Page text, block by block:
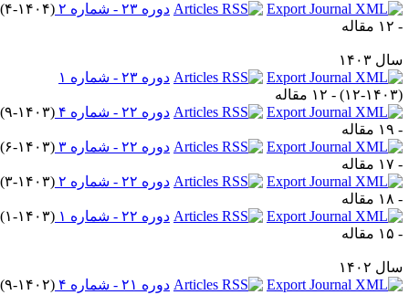
دوره ۲۳ - شماره ۲
(۴-۱۴۰۴)
۱۴۰۳
دوره ۲۳ - شماره ۱
۱۲-۱۴۰۳) - ۱۲ مقاله
دوره ۲۲ - شماره ۴
(۹-۱۴۰۳)
دوره ۲۲ - شماره ۳
(۶-۱۴۰۳)
دوره ۲۲ - شماره ۲
(۳-۱۴۰۳)
دوره ۲۲ - شماره ۱
(۱-۱۴۰۳)
۱۴۰۲
دوره ۲۱ - شماره ۴
(۹-۱۴۰۲)